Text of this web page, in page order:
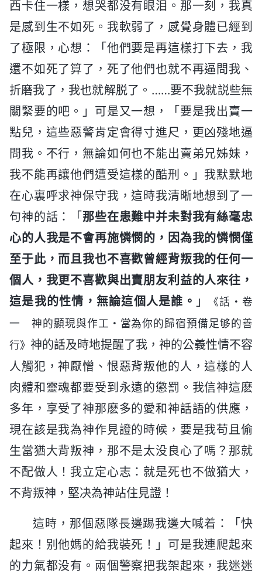
西卡住一樣，想哭都没有眼泪。那一刻，我真
是感到生不如死。我軟弱了，感覺身體已經到
了極限，心想：「他們要是再這樣打下去，我
還不如死了算了，死了他們也就不再逼問我、
折磨我了，我也就解脱了。……要不我就説些無
關緊要的吧。」可是又一想，「要是我出賣一
點兒，這些惡警肯定會得寸進尺，更凶殘地逼
問我。不行，無論如何也不能出賣弟兄姊妹，
我不能再讓他們遭受這樣的酷刑。」我默默地
在心裏呼求神保守我，這時我清晰地想到了一
句神的話：「 那些在患難中并未對我有絲毫忠
心的人我是不會再施憐憫的，因為我的憐憫僅
至于此，而且我也不喜歡曾經背叛我的任何一
個人，我更不喜歡與出賣朋友利益的人來往，
這是我的性情，無論這個人是誰。 」
《話・卷
一 神的顯現與作工・當為你的歸宿預備足够的善
行》 神的話及時地提醒了我，神的公義性情不容
人觸犯，神厭憎、恨惡背叛他的人，這樣的人
肉體和靈魂都要受到永遠的懲罰。我信神這麽
多年，享受了神那麽多的愛和神話語的供應，
現在該是我為神作見證的時候，要是我苟且偷
生當猶大背叛神，那不是太没良心了嗎？那就
不配做人！我立定心志：就是死也不做猶大，
不背叛神，堅决為神站住見證！
這時，那個惡隊長邊踢我邊大喊着：「快
起來！别他媽的給我裝死！」可是我連爬起來
的力氣都没有。兩個警察把我架起來，我迷迷